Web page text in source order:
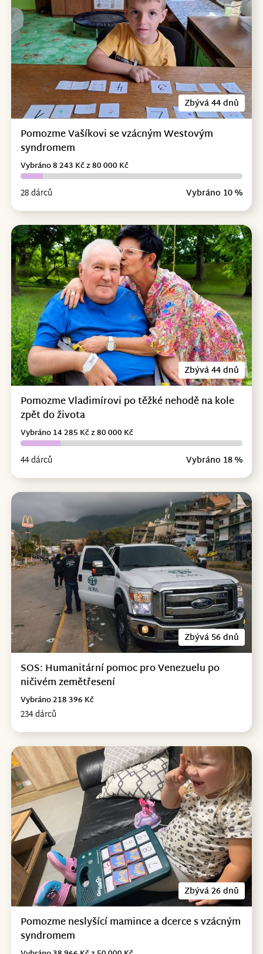
Zbývá 44 dnů
Pomozme Vašíkovi se vzácným Westovým
syndromem
28 dárců Vybráno 10 %
Vybráno 8 243 Kč z 80 000 Kč
Zbývá 44 dnů
Pomozme Vladimírovi po těžké nehodě na kole
zpět do života
44 dárců Vybráno 18 %
Vybráno 14 285 Kč z 80 000 Kč
Zbývá 56 dnů
SOS: Humanitární pomoc pro Venezuelu po
ničivém zemětřesení
234 dárců
Vybráno 218 396 Kč
Zbývá 26 dnů
Pomozme neslyšící mamince a dcerce s vzácným
syndromem